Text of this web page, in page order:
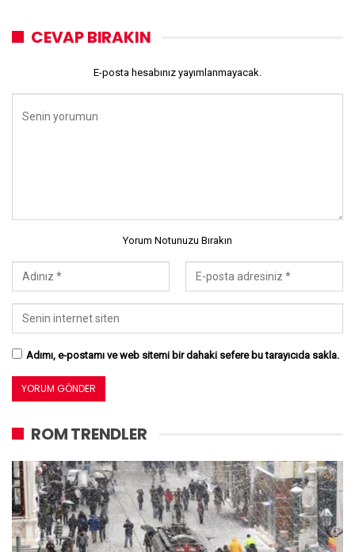
CEVAP BIRAKIN
E-posta hesabınız yayımlanmayacak.
Yorum Notunuzu Bırakın
Adımı, e-postamı ve web sitemi bir dahaki sefere bu tarayıcıda sakla.
ROM TRENDLER